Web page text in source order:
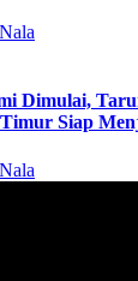
Dimulai,
Siap